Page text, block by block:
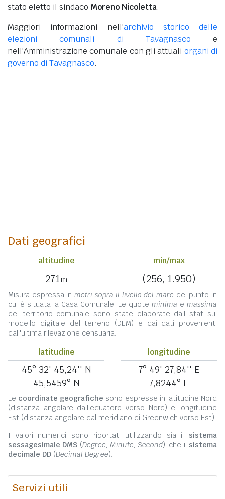
stato eletto il sindaco Moreno Nicoletta.
Maggiori informazioni nell'archivio storico delle
elezioni comunali di Tavagnasco e
nell'Amministrazione comunale con gli attuali organi di
governo di Tavagnasco.
Dati geografici
altitudine
271m
min/max
(256, 1.950)
Misura espressa in metri sopra il livello del mare del punto in
cui è situata la Casa Comunale. Le quote minima e massima
del territorio comunale sono state elaborate dall'Istat sul
modello digitale del terreno (DEM) e dai dati provenienti
dall'ultima rilevazione censuaria.
latitudine
45° 32' 45,24'' N
45,5459° N
longitudine
7° 49' 27,84'' E
7,8244° E
Le coordinate geografiche sono espresse in latitudine Nord
(distanza angolare dall'equatore verso Nord) e longitudine
Est (distanza angolare dal meridiano di Greenwich verso Est).
I valori numerici sono riportati utilizzando sia il sistema
sessagesimale DMS (Degree, Minute, Second), che il sistema
decimale DD (Decimal Degree).
Servizi utili